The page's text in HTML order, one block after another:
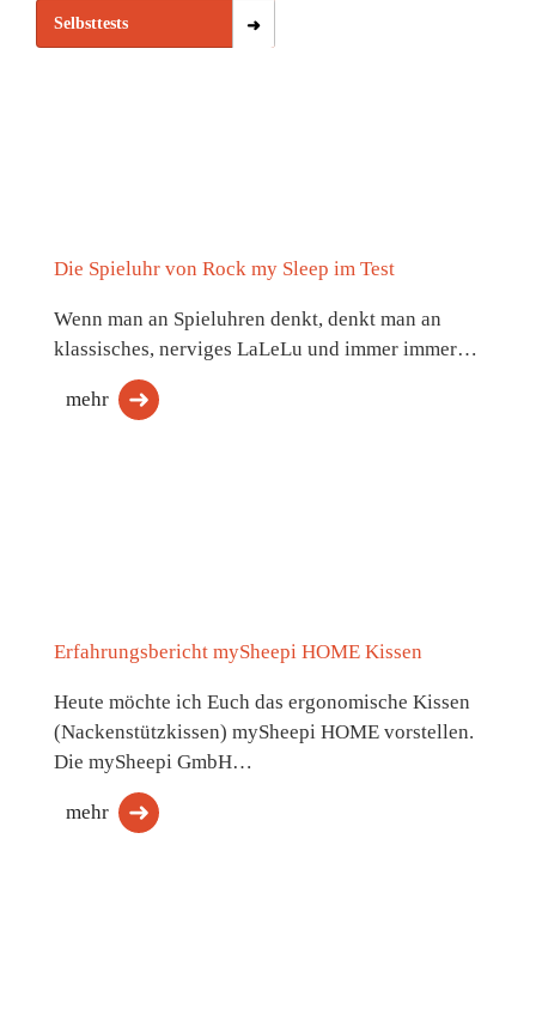
Selbsttests
Die Spieluhr von Rock my Sleep im Test
Wenn man an Spieluhren denkt, denkt man an
klassisches, nerviges LaLeLu und immer immer…
mehr
Erfahrungsbericht mySheepi HOME Kissen
Heute möchte ich Euch das ergonomische Kissen
(Nackenstützkissen) mySheepi HOME vorstellen.
Die mySheepi GmbH…
mehr